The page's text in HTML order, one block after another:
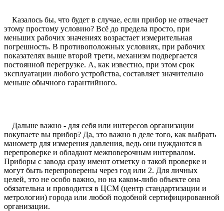
Казалось бы, что будет в случае, если прибор не отвечает
этому простому условию? Всё до предела просто, при
меньших рабочих значениях возрастает измерительная
погрешность. В противоположных условиях, при рабочих
показателях выше второй трети, механизм подвергается
постоянной перегрузке. А, как известно, при этом срок
эксплуатации любого устройства, составляет значительно
меньше обычного гарантийного.
Дальше важно - для себя или интересов организации
покупаете вы прибор? Да, это важно в деле того, как выбрать
манометр для измерения давления, ведь они нуждаются в
перепроверке и обладают межповерочным интервалом.
Приборы с завода сразу имеют отметку о такой проверке и
могут быть перепроверены через год или 2. Для личных
целей, это не особо важно, но на каком-либо объекте она
обязательна и проводится в ЦСМ (центр стандартизации и
метрологии) города или любой подобной сертифицированной
организации.